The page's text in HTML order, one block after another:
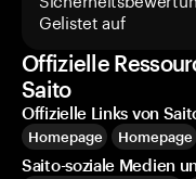
Gelistet auf
Offizielle
Saito
Offizielle Links von
Homepage Homepage
Saito-soziale Medien